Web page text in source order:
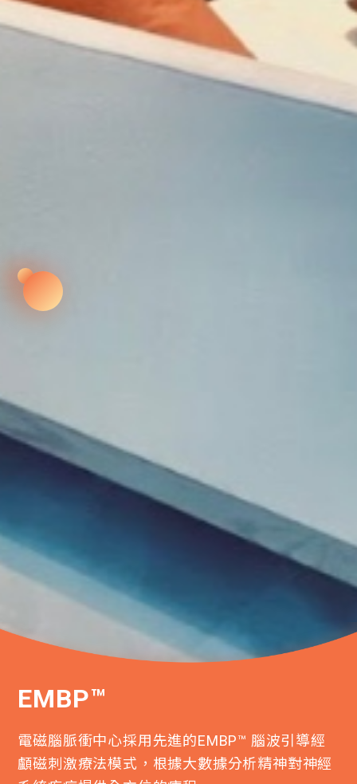
EMBP™
電磁腦脈衝中心採用先進的EMBP™ 腦波引導經
顱磁刺激療法模式，根據大數據分析精神對神經